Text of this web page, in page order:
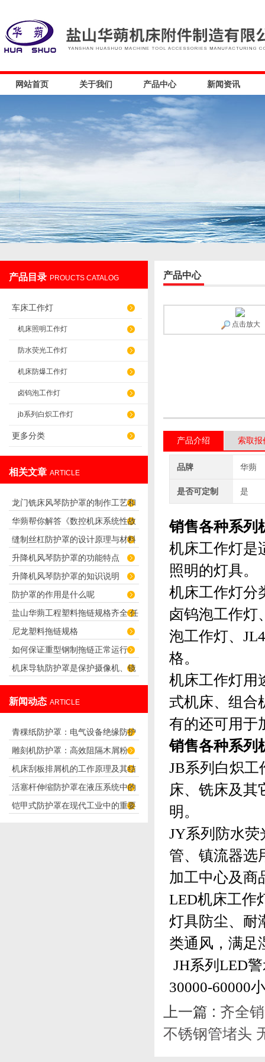
网站首页 关于我们 产品中心 新闻资讯
产品目录 PROUCTS CATALOG
车床工作灯
机床照明工作灯
防水荧光工作灯
机床防爆工作灯
卤钨泡工作灯
jb系列白炽工作灯
更多分类
相关文章 ARTICLE
龙门铣床风琴防护罩的制作工艺和
特点
华蒴帮你解答《数控机床系统性故
障》
缝制丝杠防护罩的设计原理与材料
选择
升降机风琴防护罩的功能特点
升降机风琴防护罩的知识说明
防护罩的作用是什么呢
盐山华蒴工程塑料拖链规格齐全 任
君选择！
尼龙塑料拖链规格
如何保证重型钢制拖链正常运行
机床导轨防护罩是保护摄像机、镜
新闻动态 ARTICLE
青稞纸防护罩：电气设备绝缘防护
专用方案
雕刻机防护罩：高效阻隔木屑粉
尘，守护设备精度与安全
机床刮板排屑机的工作原理及其结
构分析
活塞杆伸缩防护罩在液压系统中的
应用
铠甲式防护罩在现代工业中的重要
产品中心
点击放大
产品介绍 索取报
品牌 华蒴
是否可定制 是
销售各种系列
机床工作灯是
照明的灯具。
机床工作灯分
卤钨泡工作灯
泡工作灯、
格。
机床工作灯用
式机床、组合
有的还可用于
销售各种系列
JB系列 白炽工
床、铣床及其
明。
JY系列防水荧
管、镇流器选
加工中心及商
LED机床工作
灯具防尘、耐
类通风，满足
JH系列LED
30000-60000
上一篇 : 齐全
不锈钢管堵头